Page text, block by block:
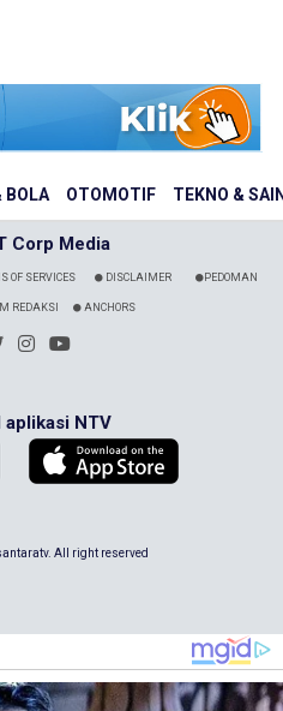
BOLA OTOMOTIF TEKNO &
Corp Media
OF SERVICES DISCLAIMER PEDOMAN
REDAKSI ANCHORS
aplikasi NTV
All right reserved